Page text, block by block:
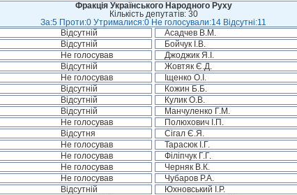
Фракція Українського Народного Руху
Кількість депутатів: 30
За:5 Проти:0 Утрималися:0 Не голосували:14 Відсутні:11
Відсутній Асадчев В.М.
Відсутній Бойчук І.В.
Не голосував Джоджик Я.І.
Відсутній Жовтяк Є.Д.
Не голосував Іщенко О.І.
Відсутній Кожин Б.Б.
Відсутній Кулик О.В.
Відсутній Манчуленко Г.М.
Не голосував Полюхович І.П.
Відсутня Сігал Є.Я.
Не голосував Тарасюк І.Г.
Не голосував Філіпчук Г.Г.
Не голосував Черняк В.К.
Не голосував Чубаров Р.А.
Відсутній Юхновський І.Р.